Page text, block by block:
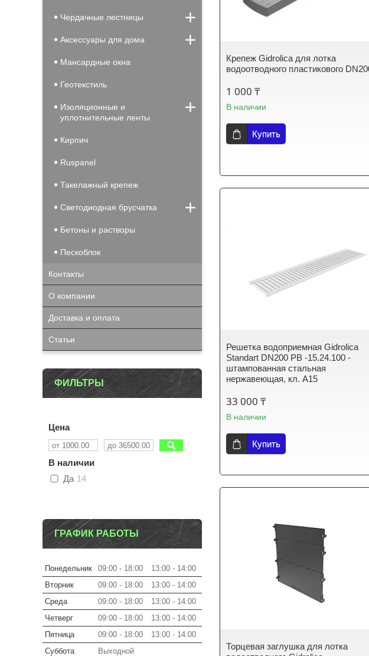
Крепеж Gidrolica для лотка
водоотводного пластикового
1 000 ₸
В наличии
Купить
Решетка водоприемная Gidrolica
Standart DN200 РВ -15.24.100 -
штампованная стальная
нержавеющая, кл. А15
33 000 ₸
В наличии
Купить
Торцевая заглушка для лотка
Чердачные лестницы
Аксессуары для дома
Мансардные окна
Геотекстиль
Изоляционные и
уплотнительные ленты
Кирпич
Ruspanel
Такелажный крепеж
Светодиодная брусчатка
Бетоны и растворы
Пескоблок
Контакты
О компании
Доставка и оплата
Статьи
ФИЛЬТРЫ
Цена
В наличии
Да 14
ГРАФИК РАБОТЫ
Понедельник 09:00 18:00 13:00
14:00
Вторник
09:00 18:00 13:00
14:00
Среда
09:00 18:00 13:00
14:00
Четверг
09:00 18:00 13:00
14:00
Пятница
09:00 18:00 13:00
14:00
Суббота
Выходной